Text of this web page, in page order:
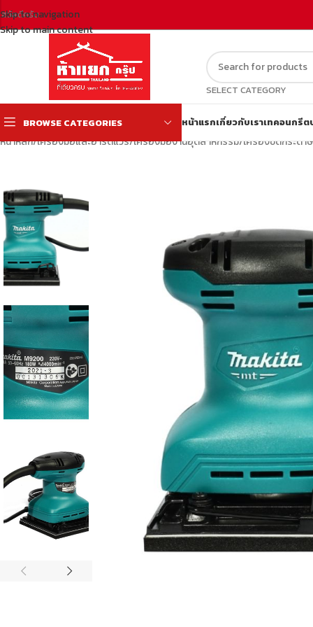
Skip to navigation
Skip to main content
สวัสดีครับ
SELECT CATEGORY
BROWSE CATEGORIES หน้าแรกเกี่ยวกับเราเทคอนกรีต
หน้าหลัก/เครื่องมือและฮาร์ดแวร์/เครื่องมืองานอุตสาหกรรม/เครื่องขัดกระดา